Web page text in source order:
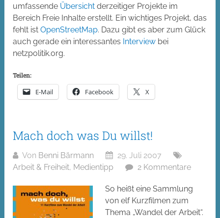
umfassende Übersicht derzeitiger Projekte im
Bereich Freie Inhalte erstellt. Ein wichtiges Projekt, das
fehlt istOpenStreetMap. Dazu gibt es aber zum Glück
auch gerade ein interessantes Interview bei
netzpolitik.org.
Teilen:
E-Mail Facebook X
Mach doch was Du willst!
Von Benni Bärmann
29. Juli 2007
Arbeit & Freiheit, Medientipp 2 Kommentare
So heißt eine Sammlung
von elf Kurzfilmen zum
Thema „Wandel der Arbeit“.